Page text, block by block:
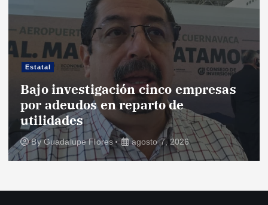
Estatal
Bajo investigación cinco empresas
por adeudos en reparto de
utilidades
ByGuadalupe Flores agosto 7, 2026